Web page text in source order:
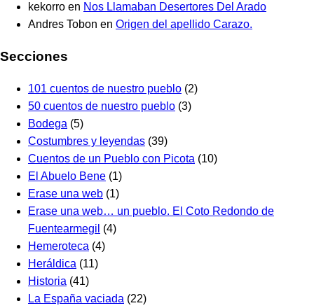
kekorro en Nos Llamaban Desertores Del Arado
Andres Tobon en Origen del apellido Carazo.
Secciones
101 cuentos de nuestro pueblo (2)
50 cuentos de nuestro pueblo (3)
Bodega (5)
Costumbres y leyendas (39)
Cuentos de un Pueblo con Picota (10)
El Abuelo Bene (1)
Erase una web (1)
Erase una web… un pueblo. El Coto Redondo de
Fuentearmegil (4)
Hemeroteca (4)
Heráldica (11)
Historia (41)
La España vaciada (22)